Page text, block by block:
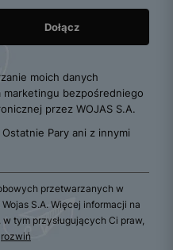
moich danych
bezpośredniego
przez WOJAS S.A.
Pary ani z innymi
przetwarzanych w
S.A. Więcej informacji na
tym przysługujących Ci praw,
rozwiń